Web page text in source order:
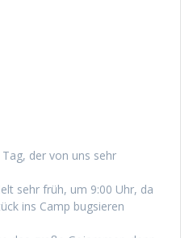
der von uns sehr
sehr früh, um 9:00 Uhr, da
ins Camp bugsieren